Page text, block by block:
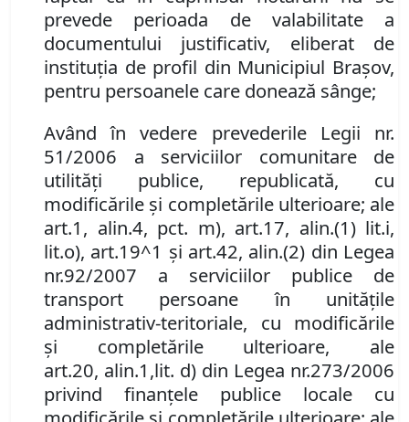
prevede perioada de valabilitate a
documentului justificativ, eliberat de
instituţia de profil din Municipiul Braşov,
pentru persoanele care donează sânge;
Având în vedere prevederile Legii nr.
51/2006 a serviciilor comunitare de
utilităţi publice, republicată, cu
modificările și completările ulterioare; ale
art.1, alin.4, pct. m), art.17, alin.(1) lit.i,
lit.o), art.19^1 şi art.42, alin.(2) din Legea
nr.92/2007 a serviciilor publice de
transport persoane în unităţile
administrativ-teritoriale, cu modificările
şi completările ulterioare, ale
art.20, alin.1,lit. d) din Legea nr.273/2006
privind finanţele publice locale cu